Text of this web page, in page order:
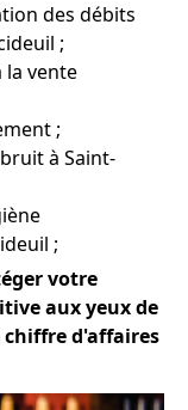
des débits
;
la vente
;
à Saint-
;
votre
aux yeux de
d'affaires